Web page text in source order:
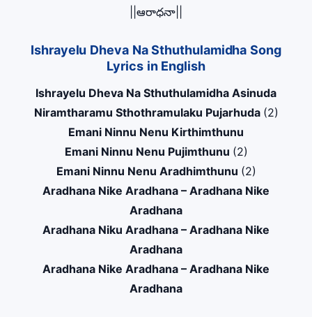
||ఆరాధనా||
Ishrayelu Dheva Na Sthuthulamidha Song
Lyrics in English
Ishrayelu Dheva Na Sthuthulamidha Asinuda
Niramtharamu Sthothramulaku Pujarhuda (2)
Emani Ninnu Nenu Kirthimthunu
Emani Ninnu Nenu Pujimthunu (2)
Emani Ninnu Nenu Aradhimthunu (2)
Aradhana Nike Aradhana – Aradhana Nike
Aradhana
Aradhana Niku Aradhana – Aradhana Nike
Aradhana
Aradhana Nike Aradhana – Aradhana Nike
Aradhana